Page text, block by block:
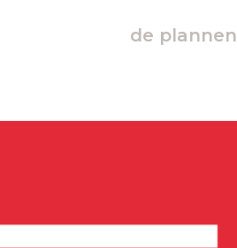
de plannen